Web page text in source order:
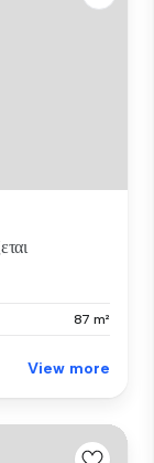
87 m²
View more